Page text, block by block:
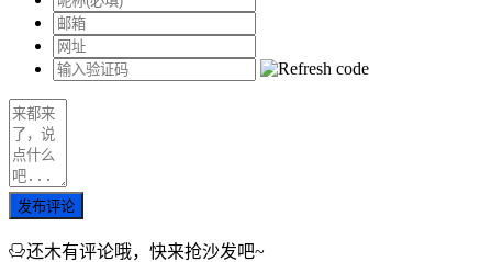
发布评论
还木有评论哦，快来抢沙发吧~